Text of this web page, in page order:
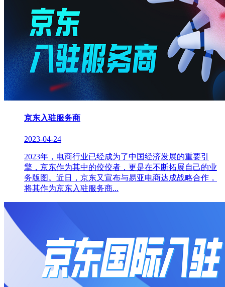
京东入驻服务商
2023-04-24
2023年，电商行业已经成为了中国经济发展的重要引
擎，京东作为其中的佼佼者，更是在不断拓展自己的业
务版图。近日，京东又宣布与易亚电商达成战略合作，
将其作为京东入驻服务商...